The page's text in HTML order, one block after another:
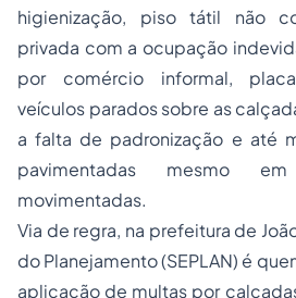
higienização, piso tátil não
privada com a ocupação
por comércio informal,
veículos parados sobre as
a falta de padronização e até
pavimentadas mesmo
movimentadas.
Via de regra, na prefeitura de
do Planejamento (SEPLAN) é
aplicação de multas por